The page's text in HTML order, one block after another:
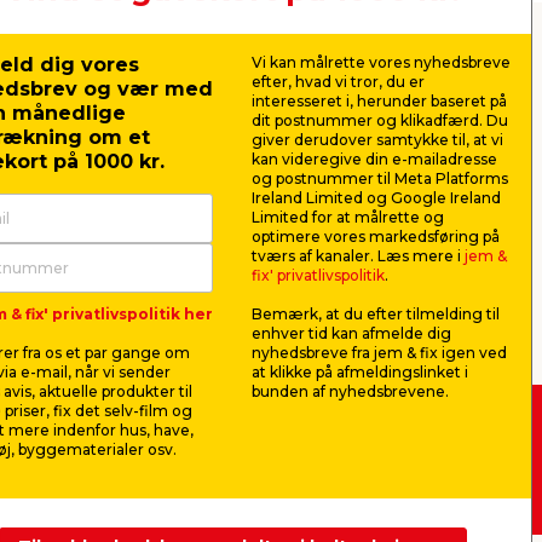
gør-det-
et af de mest grundlæggende
alt fra det lette
– og det betaler sig at vælge den
med kløft til at trække søm ud og
fint træarbejde kan en
oplagte valg. Den har et blødt
slaget. Her kommer både mukkert og
og præcise, kraftige slag tæt på
Køb i webshop
dig vores
og vær med
månedlige
om et
på 1000 kr.
& fix' privatlivspolitik her
fra os et par gange om
e-mail, når vi sender
aktuelle produkter til
priser, fix det selv-film og
mere indenfor hus, have,
byggematerialer osv.
Vi kan målrette vores nyhedsbreve
efter, hvad vi tror, du er
interesseret i, herunder baseret på
dit postnummer og klikadfærd. Du
giver derudover samtykke til, at vi
kan videregive din e-mailadresse
og postnummer til Meta Platforms
Ireland Limited og Google Ireland
Limited for at målrette og
optimere vores markedsføring på
tværs af kanaler. Læs mere i jem &
fix' privatlivspolitik.
Bemærk, at du efter tilmelding til
enhver tid kan afmelde dig
nyhedsbreve fra jem & fix igen ved
at klikke på afmeldingslinket i
bunden af nyhedsbrevene.